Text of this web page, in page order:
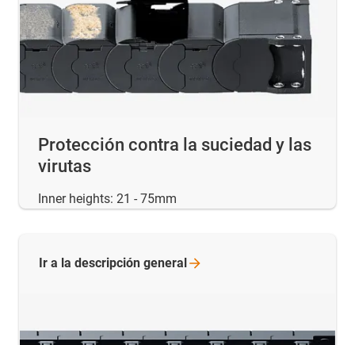
Protección contra la suciedad y las
virutas
Inner heights: 21 - 75mm
Ir a la descripción general